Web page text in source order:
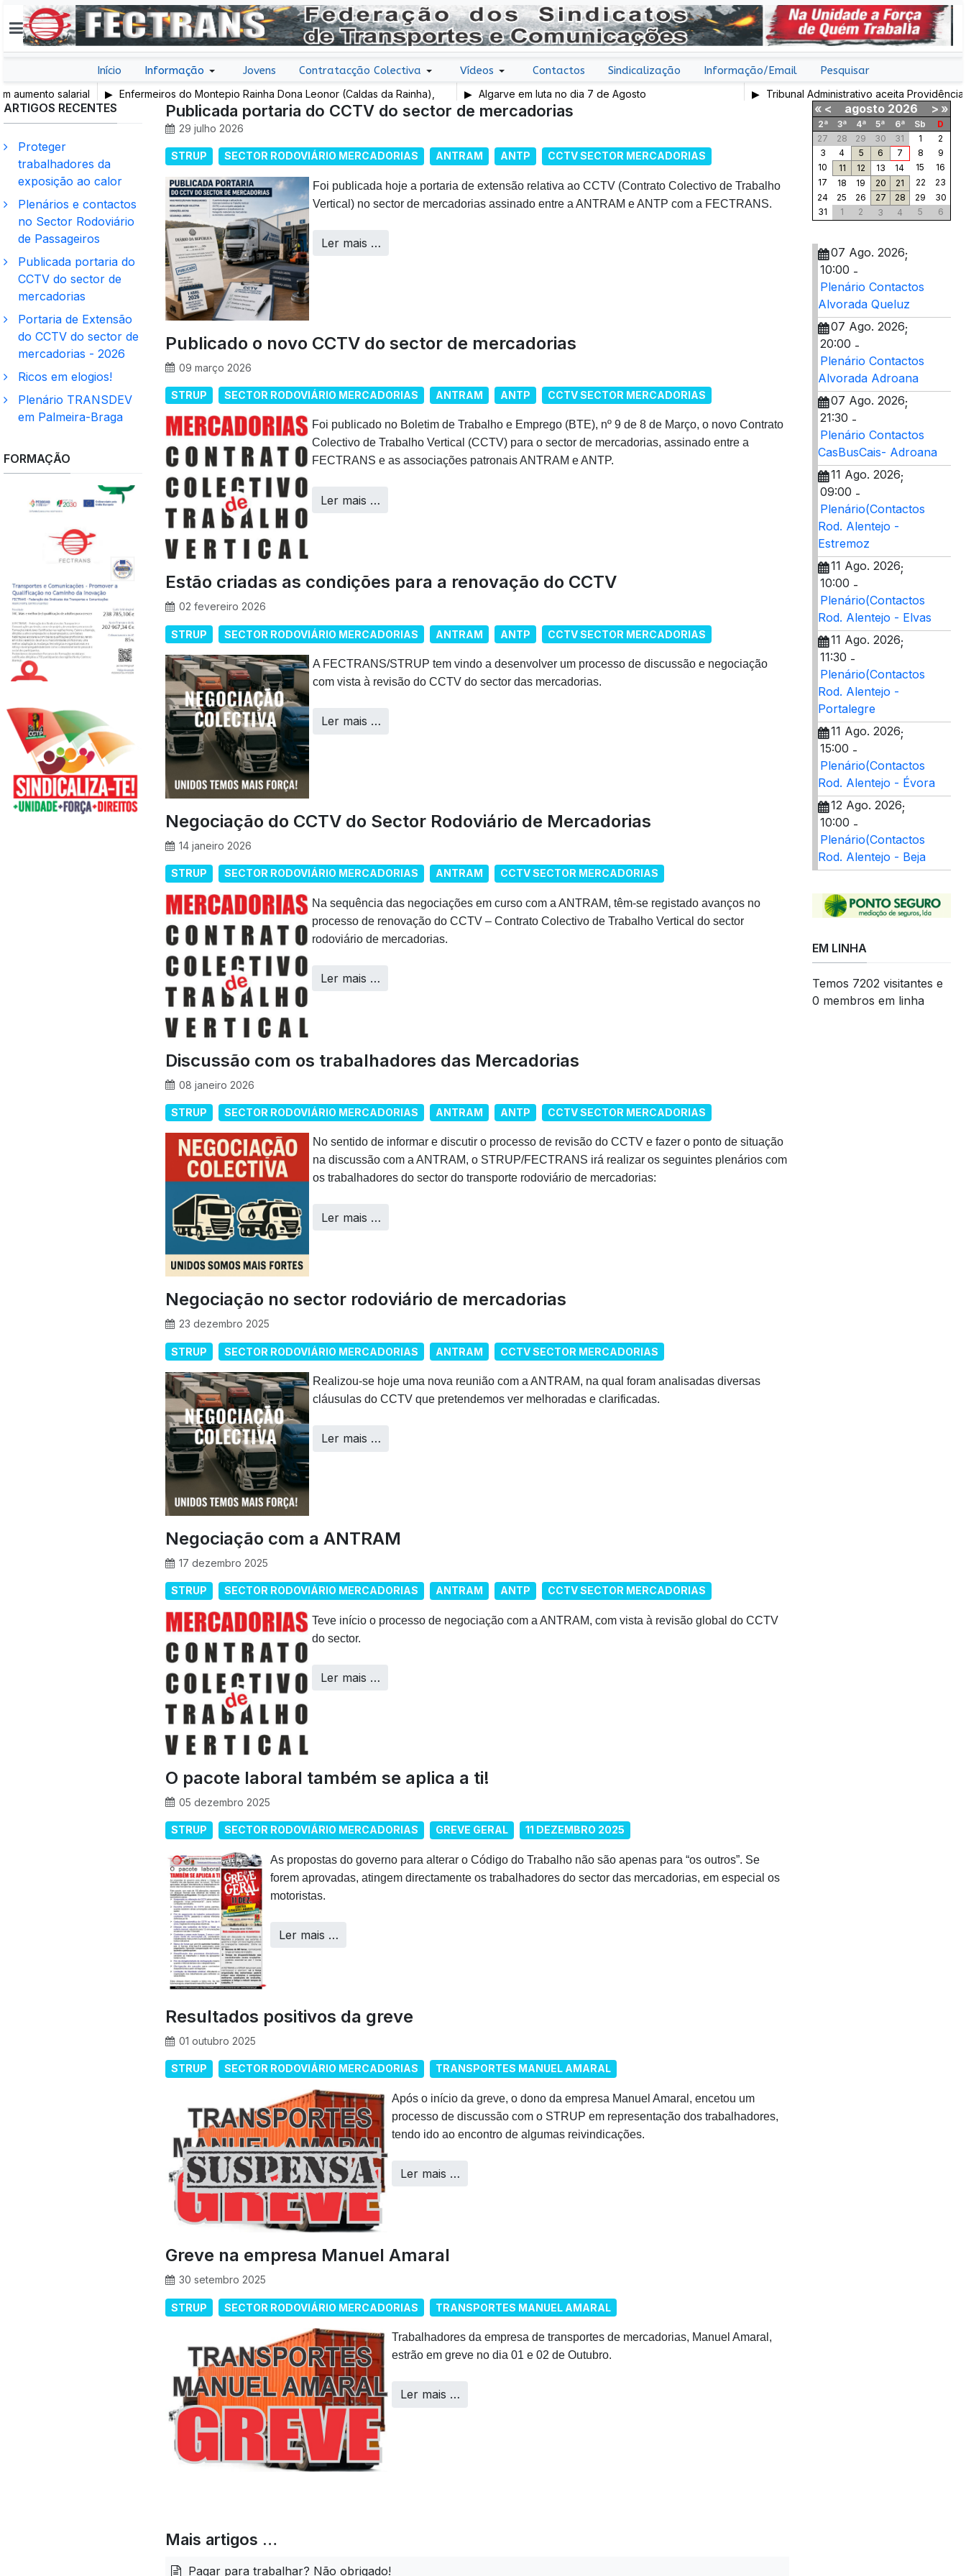
Início Informação Jovens Contratacção Colectiva Vídeos Contactos Sindicalização Informação/Email Pesquisar
salarial
Enfermeiros do Montepio Rainha Dona Leonor (Caldas da Rainha),
em Greve
Algarve em luta no dia 7 de Agosto Tribunal Administrativo aceita Providência Cautelar
Publicada portaria do CCTV do sector de mercadorias
29 julho 2026
STRUP SECTOR RODOVIÁRIO MERCADORIAS ANTRAM ANTP CCTV SECTOR MERCADORIAS
Foi publicada hoje a portaria de extensão relativa ao CCTV (Contrato Colectivo de Trabalho
Vertical) no sector de mercadorias assinado entre a ANTRAM e ANTP com a FECTRANS.
Ler mais …
Publicado o novo CCTV do sector de mercadorias
09 março 2026
STRUP SECTOR RODOVIÁRIO MERCADORIAS ANTRAM ANTP CCTV SECTOR MERCADORIAS
Foi publicado no Boletim de Trabalho e Emprego (BTE), nº 9 de 8 de Março, o novo Contrato
Colectivo de Trabalho Vertical (CCTV) para o sector de mercadorias, assinado entre a
FECTRANS e as associações patronais ANTRAM e ANTP.
Ler mais …
Estão criadas as condições para a renovação do CCTV
02 fevereiro 2026
STRUP SECTOR RODOVIÁRIO MERCADORIAS ANTRAM ANTP CCTV SECTOR MERCADORIAS
A FECTRANS/STRUP tem vindo a desenvolver um processo de discussão e negociação
com vista à revisão do CCTV do sector das mercadorias.
Ler mais …
Negociação do CCTV do Sector Rodoviário de Mercadorias
14 janeiro 2026
STRUP SECTOR RODOVIÁRIO MERCADORIAS ANTRAM CCTV SECTOR MERCADORIAS
Na sequência das negociações em curso com a ANTRAM, têm-se registado avanços no
processo de renovação do CCTV – Contrato Colectivo de Trabalho Vertical do sector
rodoviário de mercadorias.
Ler mais …
Discussão com os trabalhadores das Mercadorias
08 janeiro 2026
STRUP SECTOR RODOVIÁRIO MERCADORIAS ANTRAM ANTP CCTV SECTOR MERCADORIAS
No sentido de informar e discutir o processo de revisão do CCTV e fazer o ponto de situação
na discussão com a ANTRAM, o STRUP/FECTRANS irá realizar os seguintes plenários com
os trabalhadores do sector do transporte rodoviário de mercadorias:
Ler mais …
Negociação no sector rodoviário de mercadorias
23 dezembro 2025
STRUP SECTOR RODOVIÁRIO MERCADORIAS ANTRAM CCTV SECTOR MERCADORIAS
Realizou-se hoje uma nova reunião com a ANTRAM, na qual foram analisadas diversas
cláusulas do CCTV que pretendemos ver melhoradas e clarificadas.
Ler mais …
Negociação com a ANTRAM
17 dezembro 2025
STRUP SECTOR RODOVIÁRIO MERCADORIAS ANTRAM ANTP CCTV SECTOR MERCADORIAS
Teve início o processo de negociação com a ANTRAM, com vista à revisão global do CCTV
do sector.
Ler mais …
O pacote laboral também se aplica a ti!
05 dezembro 2025
STRUP SECTOR RODOVIÁRIO MERCADORIAS GREVE GERAL 11 DEZEMBRO 2025
As propostas do governo para alterar o Código do Trabalho não são apenas para “os outros”. Se
forem aprovadas, atingem directamente os trabalhadores do sector das mercadorias, em especial os
motoristas.
Ler mais …
Resultados positivos da greve
01 outubro 2025
STRUP SECTOR RODOVIÁRIO MERCADORIAS TRANSPORTES MANUEL AMARAL
Após o início da greve, o dono da empresa Manuel Amaral, encetou um
processo de discussão com o STRUP em representação dos trabalhadores,
tendo ido ao encontro de algumas reivindicações.
Ler mais …
Greve na empresa Manuel Amaral
30 setembro 2025
STRUP SECTOR RODOVIÁRIO MERCADORIAS TRANSPORTES MANUEL AMARAL
Trabalhadores da empresa de transportes de mercadorias, Manuel Amaral,
estrão em greve no dia 01 e 02 de Outubro.
Ler mais …
Mais artigos …
Pagar para trabalhar? Não obrigado!
ARTIGOS RECENTES
Proteger
trabalhadores da
exposição ao calor
Plenários e contactos
no Sector Rodoviário
de Passageiros
Publicada portaria do
CCTV do sector de
mercadorias
Portaria de Extensão
do CCTV do sector de
mercadorias - 2026
Ricos em elogios!
Plenário TRANSDEV
em Palmeira-Braga
FORMAÇÃO
« < agosto 2026 > »
2ª 3ª 4ª 5ª 6ª Sb
D
27
28 29 30 31 1
2
3
4 5 6 7 8
9
10
11 12 13 14 15
16
17
18 19 20 21 22
23
24
25 26 27 28 29
30
31
1 2 3 4 5 6
07 Ago. 2026;
10:00 -
Plenário Contactos
Alvorada Queluz
07 Ago. 2026;
20:00 -
Plenário Contactos
Alvorada Adroana
07 Ago. 2026;
21:30 -
Plenário Contactos
CasBusCais- Adroana
11 Ago. 2026;
09:00 -
Plenário(Contactos
Rod. Alentejo -
Estremoz
11 Ago. 2026;
10:00 -
Plenário(Contactos
Rod. Alentejo - Elvas
11 Ago. 2026;
11:30 -
Plenário(Contactos
Rod. Alentejo -
Portalegre
11 Ago. 2026;
15:00 -
Plenário(Contactos
Rod. Alentejo - Évora
12 Ago. 2026;
10:00 -
Plenário(Contactos
Rod. Alentejo - Beja
EM LINHA
Temos 7202 visitantes e
0 membros em linha